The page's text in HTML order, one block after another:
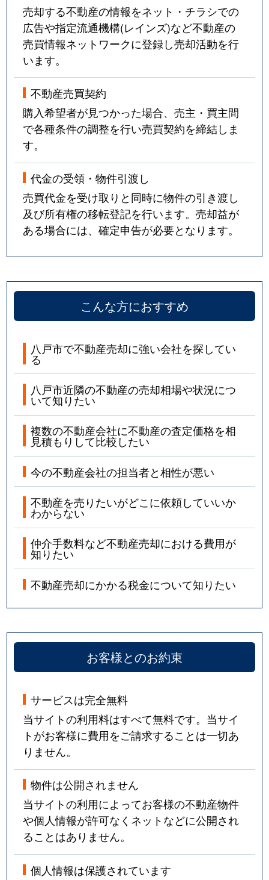
売却する不動産の情報をネット・チラシでの
広告や指定流通機構(レインズ)など不動産の
売買情報ネットワークに登録し売却活動を行
います。
不動産売買契約
購入希望者が見つかった場合、売主・買主間
で各種条件の調整を行い売買契約を締結しま
す。
代金の受領・物件引渡し
売買代金を受け取りと同時に物件の引き渡し
及び所有権の移転登記を行います。売却益が
ある場合には、確定申告が必要となります。
こんな方におすすめ
八戸市で不動産売却に強い会社を探してい
る
八戸市近隣の不動産の売却相場や状況につ
いて知りたい
複数の不動産会社に不動産の査定価格を相
見積もりして比較したい
今の不動産会社の担当者と相性が悪い
不動産を売りたいがどこに依頼していいか
わからない
仲介手数料など不動産売却における費用が
知りたい
不動産売却にかかる税金について知りたい
お客様とのお約束
サービスは完全無料
当サイトの利用料はすべて無料です。当サイ
トがお客様に費用をご請求することは一切あ
りません。
物件は公開されません
当サイトの利用によってお客様の不動産物件
や個人情報が許可なくネットなどに公開され
ることはありません。
個人情報は保護されています